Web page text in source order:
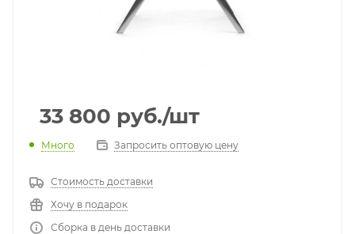
33 800 руб./шт
Много Запросить оптовую цену
Стоимость доставки
Хочу в подарок
Сборка в день доставки